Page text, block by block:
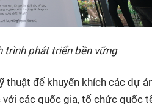
trình phát triển bền vững
thuật để khuyến khích các dự
các quốc gia, tổ chức quốc